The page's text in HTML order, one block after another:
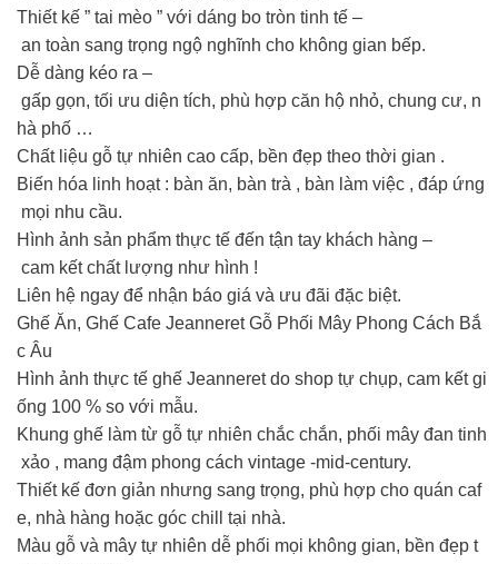
Thiết kế ” tai mèo ” với dáng bo tròn tinh tế –
an toàn sang trọng ngộ nghĩnh cho không gian bếp.
Dễ dàng kéo ra –
gấp gọn, tối ưu diện tích, phù hợp căn hộ nhỏ, chung cư, n
hà phố …
Chất liệu gỗ tự nhiên cao cấp, bền đẹp theo thời gian .
Biến hóa linh hoạt : bàn ăn, bàn trà , bàn làm việc , đáp ứng
mọi nhu cầu.
Hình ảnh sản phẩm thực tế đến tận tay khách hàng –
cam kết chất lượng như hình !
Liên hệ ngay để nhận báo giá và ưu đãi đặc biệt.
Ghế Ăn, Ghế Cafe Jeanneret Gỗ Phối Mây Phong Cách Bắ
c Âu
Hình ảnh thực tế ghế Jeanneret do shop tự chụp, cam kết gi
ống 100 % so với mẫu.
Khung ghế làm từ gỗ tự nhiên chắc chắn, phối mây đan tinh
xảo , mang đậm phong cách vintage -mid-century.
Thiết kế đơn giản nhưng sang trọng, phù hợp cho quán caf
e, nhà hàng hoặc góc chill tại nhà.
Màu gỗ và mây tự nhiên dễ phối mọi không gian, bền đẹp t